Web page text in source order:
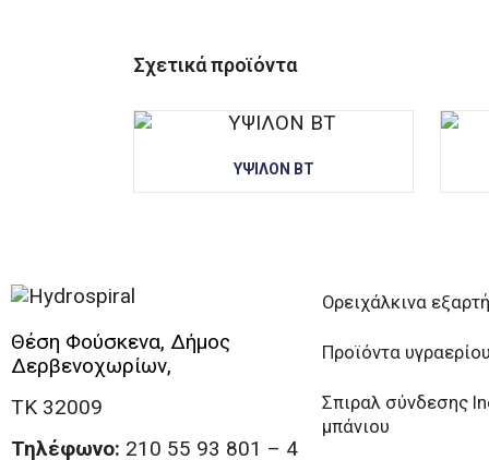
Σχετικά προϊόντα
ΥΨΙΛΟΝ ΒΤ
Θέση Φούσκενα, Δήμος
Δερβενοχωρίων,
ΤΚ 32009
Τηλέφωνο: 210 55 93 801 – 4
Ορειχάλκινα
Προϊόντα υγραερίου
Σπιραλ σύνδεσης
μπάνιου